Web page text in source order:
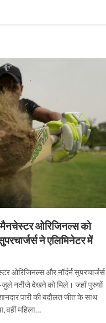
ओरिजिनल्स को
ने एलिमिनेटर में
ओरिजिनल्स और नॉर्दर्न सुपरचार्जर्स
जुले नतीजे देखने को मिले। जहाँ पुरुषों
पारी की बदौलत जीत के साथ
वहीं महिला…